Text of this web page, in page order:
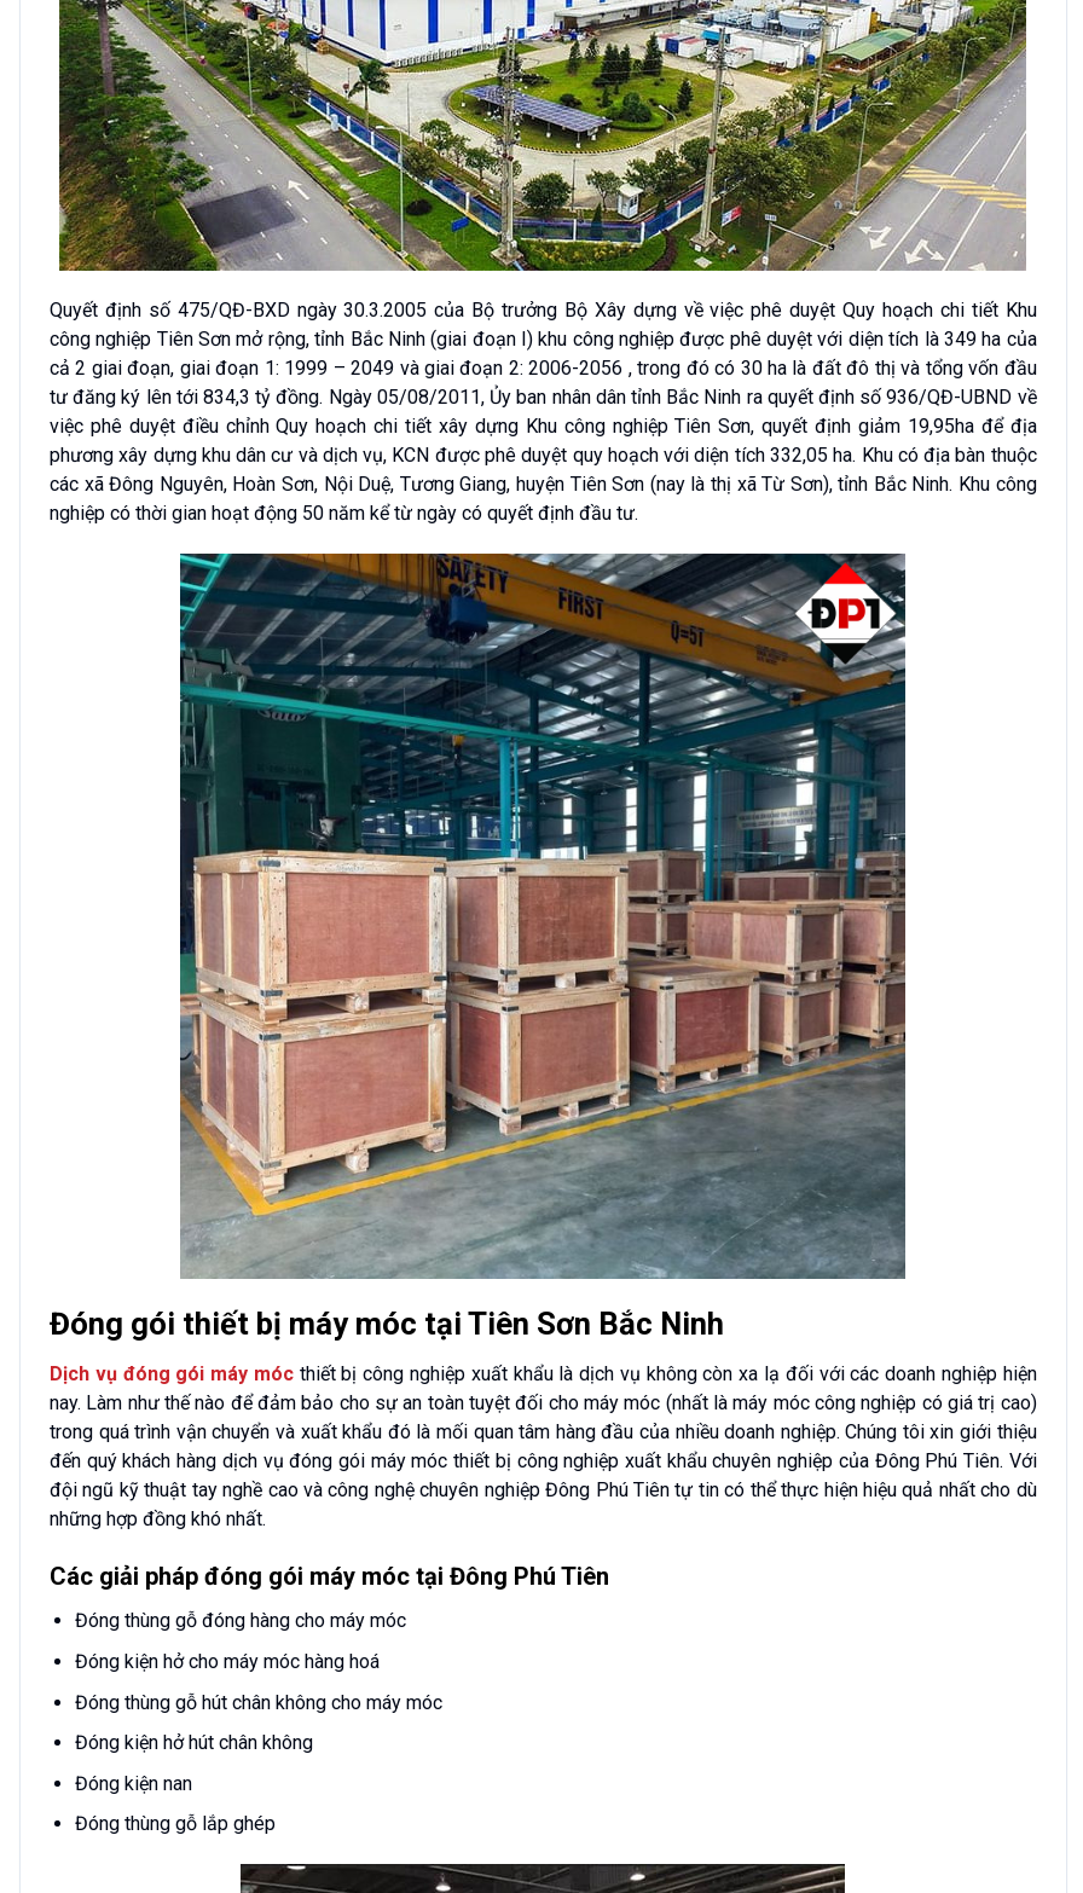
Quyết định số 475/QĐ-BXD ngày 30.3.2005 của Bộ trưởng Bộ Xây dựng về việc phê duyệt Quy hoạch chi tiết Khu
công nghiệp Tiên Sơn mở rộng, tỉnh Bắc Ninh (giai đoạn I) khu công nghiệp được phê duyệt với diện tích là 349 ha của
cả 2 giai đoạn, giai đoạn 1: 1999 – 2049 và giai đoạn 2: 2006-2056 , trong đó có 30 ha là đất đô thị và tổng vốn đầu
tư đăng ký lên tới 834,3 tỷ đồng. Ngày 05/08/2011, Ủy ban nhân dân tỉnh Bắc Ninh ra quyết định số 936/QĐ-UBND về
việc phê duyệt điều chỉnh Quy hoạch chi tiết xây dựng Khu công nghiệp Tiên Sơn, quyết định giảm 19,95ha để địa
phương xây dựng khu dân cư và dịch vụ, KCN được phê duyệt quy hoạch với diện tích 332,05 ha. Khu có địa bàn thuộc
các xã Đông Nguyên, Hoàn Sơn, Nội Duệ, Tương Giang, huyện Tiên Sơn (nay là thị xã Từ Sơn), tỉnh Bắc Ninh. Khu công
nghiệp có thời gian hoạt động 50 năm kể từ ngày có quyết định đầu tư.
Đóng gói thiết bị máy móc tại Tiên Sơn Bắc Ninh
Dịch vụ đóng gói máy mócthiết bị công nghiệp xuất khẩu là dịch vụ không còn xa lạ đối với các doanh nghiệp hiện
nay. Làm như thế nào để đảm bảo cho sự an toàn tuyệt đối cho máy móc (nhất là máy móc công nghiệp có giá trị cao)
trong quá trình vận chuyển và xuất khẩu đó là mối quan tâm hàng đầu của nhiều doanh nghiệp. Chúng tôi xin giới thiệu
đến quý khách hàng dịch vụ đóng gói máy móc thiết bị công nghiệp xuất khẩu chuyên nghiệp của Đông Phú Tiên. Với
đội ngũ kỹ thuật tay nghề cao và công nghệ chuyên nghiệp Đông Phú Tiên tự tin có thể thực hiện hiệu quả nhất cho dù
những hợp đồng khó nhất.
Các giải pháp đóng gói máy móc tại Đông Phú Tiên
Đóng thùng gỗ đóng hàng cho máy móc
Đóng kiện hở cho máy móc hàng hoá
Đóng thùng gỗ hút chân không cho máy móc
Đóng kiện hở hút chân không
Đóng kiện nan
Đóng thùng gỗ lắp ghép